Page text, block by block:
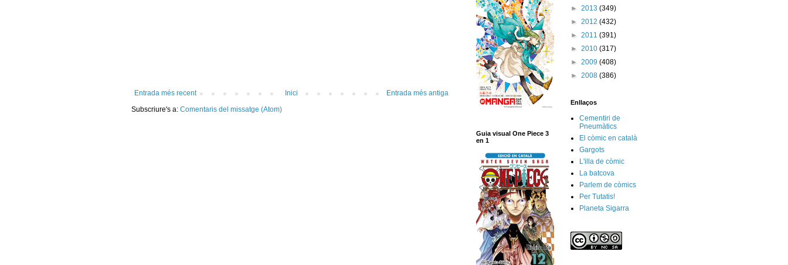
Entrada més recent Entrada més antiga
Inici
Subscriure's a: Comentaris del missatge (Atom)
Guia visual One Piece 3
en 1
► 2013 (349)
► 2012 (432)
► 2011 (391)
► 2010 (317)
► 2009 (408)
► 2008 (386)
Enllaços
Cementiri de
Pneumàtics
El còmic en català
Gargots
L'illa de còmic
La batcova
Parlem de còmics
Per Tutatis!
Planeta Sigarra